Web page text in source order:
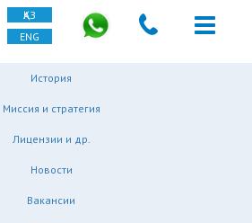
ҚАЗ
ENG
История
Миссия и стратегия
Лицензии и др.
Новости
Вакансии